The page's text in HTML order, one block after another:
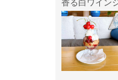
香る白ワイン